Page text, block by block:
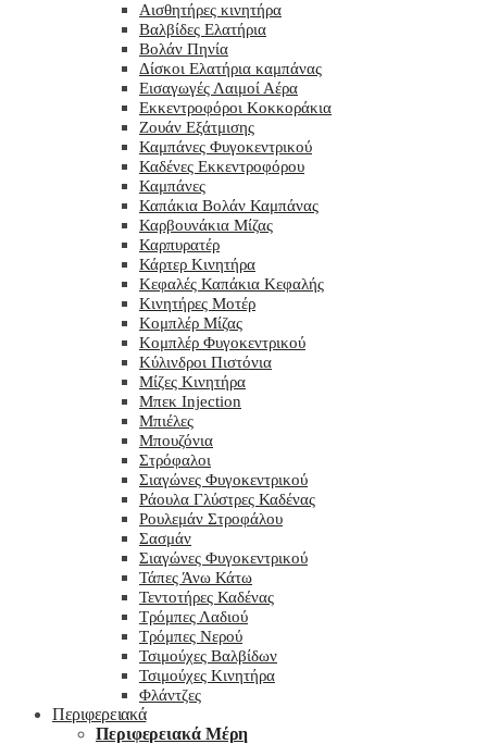
Αισθητήρες κινητήρα
Βαλβίδες Ελατήρια
Βολάν Πηνία
Δίσκοι Ελατήρια καμπάνας
Εισαγωγές Λαιμοί Αέρα
Εκκεντροφόροι Κοκκοράκια
Ζουάν Εξάτμισης
Καμπάνες Φυγοκεντρικού
Καδένες Εκκεντροφόρου
Καμπάνες
Καπάκια Βολάν Καμπάνας
Καρβουνάκια Μίζας
Καρπυρατέρ
Κάρτερ Κινητήρα
Κεφαλές Καπάκια Κεφαλής
Κινητήρες Μοτέρ
Κομπλέρ Μίζας
Κομπλέρ Φυγοκεντρικού
Κύλινδροι Πιστόνια
Μίζες Κινητήρα
Μπεκ Injection
Μπιέλες
Μπουζόνια
Στρόφαλοι
Σιαγώνες Φυγοκεντρικού
Ράουλα Γλύστρες Καδένας
Ρουλεμάν Στροφάλου
Σασμάν
Σιαγώνες Φυγοκεντρικού
Τάπες Άνω Κάτω
Τεντοτήρες Καδένας
Τρόμπες Λαδιού
Τρόμπες Νερού
Τσιμούχες Βαλβίδων
Τσιμούχες Κινητήρα
Φλάντζες
Περιφερειακά
Περιφερειακά Μέρη